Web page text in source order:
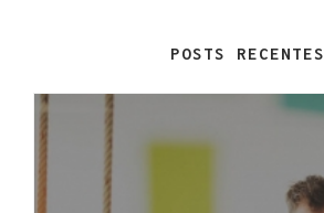
POSTS RECENTES